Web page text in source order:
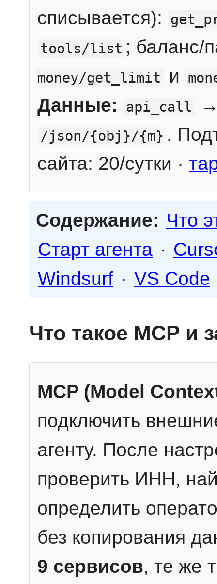
списывается):
tools/list ; баланс/
money/get_limit и
Данные: api_call
/json/{obj}/{m} .
сайта: 20/сутки ·
Содержание: Что
Старт агента ·
Windsurf · VS Code
Что такое MCP и
MCP (Model
подключить
агенту. После
проверить ИНН,
определить
без копирования
9 сервисов, те же